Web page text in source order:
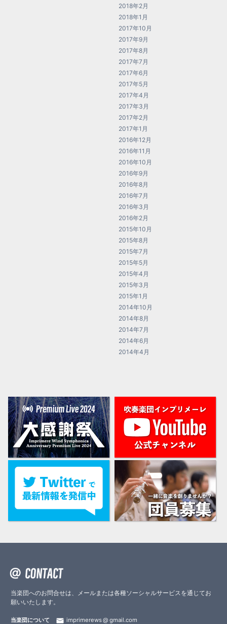
2018年2月
2018年1月
2017年10月
2017年9月
2017年8月
2017年7月
2017年6月
2017年5月
2017年4月
2017年3月
2017年2月
2017年1月
2016年12月
2016年11月
2016年10月
2016年9月
2016年8月
2016年7月
2016年3月
2016年2月
2015年10月
2015年8月
2015年7月
2015年5月
2015年4月
2015年3月
2015年1月
2014年10月
2014年8月
2014年7月
2014年6月
2014年4月
当楽団へのお問合せは、メールまたは各種ソーシャルサービスを通じてお
願いいたします。
当楽団について imprimerews
gmail.com